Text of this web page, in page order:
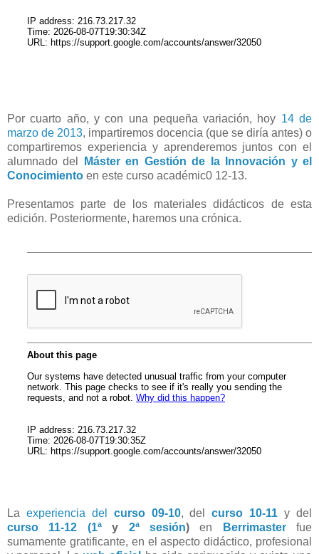
Por cuarto año, y con una pequeña variación, hoy 14 de
marzo de 2013, impartiremos docencia (que se diría antes) o
compartiremos experiencia y aprenderemos juntos con el
alumnado del
Máster en Gestión de la Innovación y el
Conocimiento en este curso académic0 12-13.
Presentamos parte de los materiales didácticos de esta
edición. Posteriormente, haremos una crónica.
La experiencia del curso 09-10, delcurso 10-11 y del
curso 11-12 (1ªy 2ª sesión)en Berrimaster
fue
sumamente gratificante, en el aspecto didáctico, profesional